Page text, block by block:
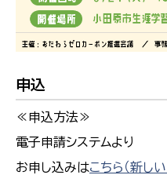
申込
≪申込方法≫
電子申請システムより
お申し込みはこちら（新し